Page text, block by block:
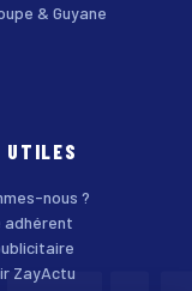
& Guyane
UTILES
nous ?
adhérent
ZayActu